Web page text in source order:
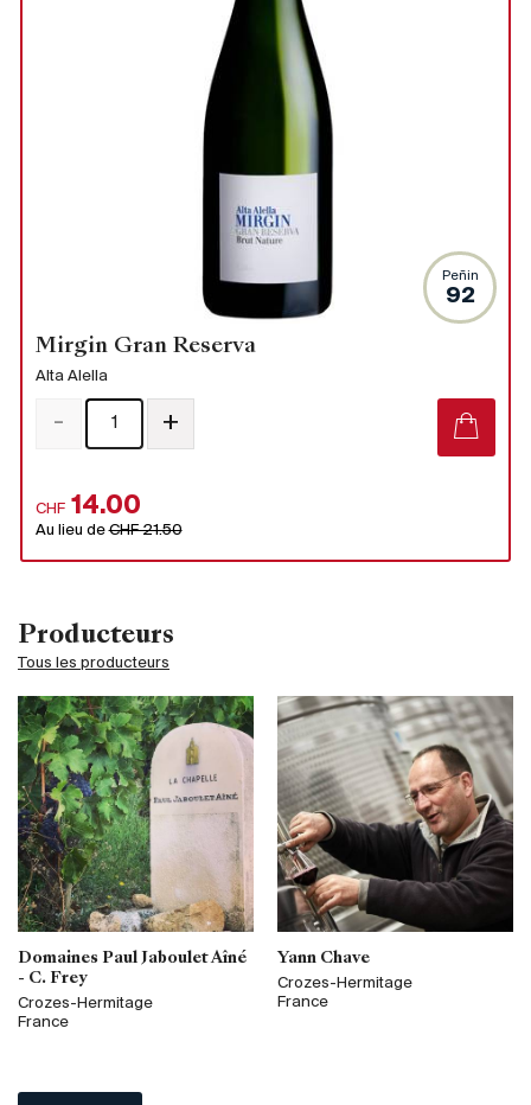
Producteurs
Tous les producteurs
Domaines Paul Jaboulet Aîné
- C. Frey
Crozes-Hermitage
France
Yann Chave
Crozes-Hermitage
France
Peñin
92
Mirgin Gran Reserva
Alta Alella
CHF 14.00
Au lieu deCHF 21.50
- +